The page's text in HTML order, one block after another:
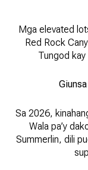
Mga elevated
Red Rock
Tungod
Sa 2026,
Wala pa’y
Summerlin, dili